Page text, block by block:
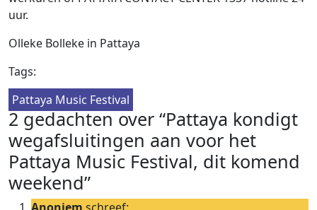
uur.
Olleke Bolleke in Pattaya
Tags:
Pattaya Music Festival
2 gedachten over “Pattaya kondigt
wegafsluitingen aan voor het
Pattaya Music Festival, dit komend
weekend”